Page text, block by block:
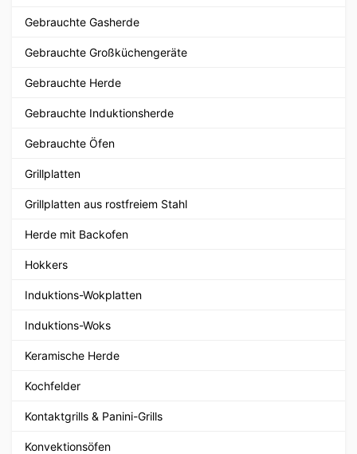
Gebrauchte Gasherde
Gebrauchte Großküchengeräte
Gebrauchte Herde
Gebrauchte Induktionsherde
Gebrauchte Öfen
Grillplatten
Grillplatten aus rostfreiem Stahl
Herde mit Backofen
Hokkers
Induktions-Wokplatten
Induktions-Woks
Keramische Herde
Kochfelder
Kontaktgrills & Panini-Grills
Konvektionsöfen